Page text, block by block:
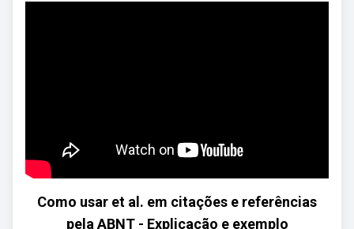
Como usar et al. em citações e referências
pela ABNT - Explicação e exemplo